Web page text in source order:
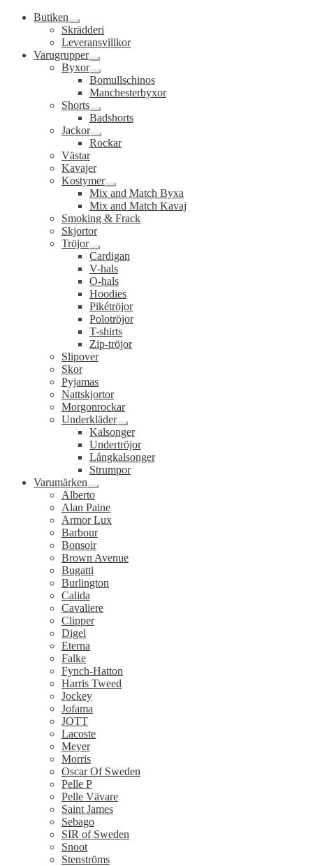
Butiken
Expandera
undermeny
Skrädderi
Leveransvillkor
Varugrupper
Expandera
undermeny
Byxor
Expandera
undermeny
Bomullschinos
Manchesterbyxor
Shorts
Expandera
undermeny
Badshorts
Jackor
Expandera
undermeny
Rockar
Västar
Kavajer
Kostymer
Expandera
undermeny
Mix and Match Byxa
Mix and Match Kavaj
Smoking & Frack
Skjortor
Tröjor
Expandera
undermeny
Cardigan
V-hals
O-hals
Hoodies
Pikétröjor
Polotröjor
T-shirts
Zip-tröjor
Slipover
Skor
Pyjamas
Nattskjortor
Morgonrockar
Underkläder
Expandera
undermeny
Kalsonger
Undertröjor
Långkalsonger
Strumpor
Varumärken
Expandera
undermeny
Alberto
Alan Paine
Armor Lux
Barbour
Bonsoir
Brown Avenue
Bugatti
Burlington
Calida
Cavaliere
Clipper
Digel
Eterna
Falke
Fynch-Hatton
Harris Tweed
Jockey
Jofama
JOTT
Lacoste
Meyer
Morris
Oscar Of Sweden
Pelle P
Pelle Vävare
Saint James
Sebago
SIR of Sweden
Snoot
Stenströms